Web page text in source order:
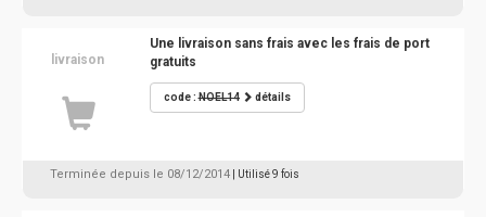
livraison
Une livraison sans frais avec les frais de port
gratuits
code :NOEL14 détails
Terminée depuis le 08/12/2014 | Utilisé 9 fois